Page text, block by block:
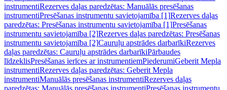
instrumentiRezerves daļas paredzētas: Manuālās presēšanas
instrumentiPresēšanas instrumentu savietojamība [1]Rezerves daļas
paredzētas: Presēšanas instrumentu savietojamība [1]Presēšanas
instrumentu savietojamība [2]Rezerves daļas paredzētas: Presēšanas
instrumentu savietojamība [2]Cauruļu apstrādes darbarīkiRezerves
daļas paredzētas: Cauruļu apstrādes darbarīkiPārbaudes
līdzeklisPresēšanas ierīces ar instrumentiemPiederumiGeberit Mepla
instrumentiRezerves daļas paredzētas: Geberit Mepla
instrumentiManuālās presēšanas instrumentiRezerves daļas
paredzētas: Manuālās presēšanas instrumentiPresēšanas instrumentu